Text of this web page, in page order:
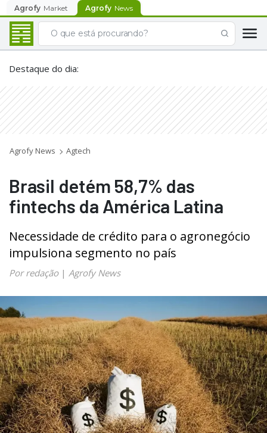
Agrofy Market Agrofy News
Destaque do dia:
Agrofy News Agtech
Brasil detém 58,7% das
fintechs da América Latina
Necessidade de crédito para o agronegócio
impulsiona segmento no país
Por redação| Agrofy News